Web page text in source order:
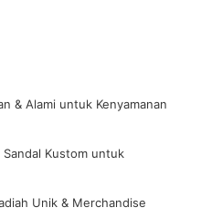
& Alami untuk Kenyamanan
Sandal Kustom untuk
Unik & Merchandise